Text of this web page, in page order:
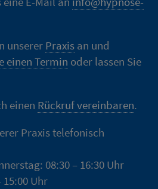
unserer Praxis an und
einen Termin oder lassen Sie
einen Rückruf vereinbaren.
Praxis telefonisch
08:30 – 16:30 Uhr
15:00 Uhr